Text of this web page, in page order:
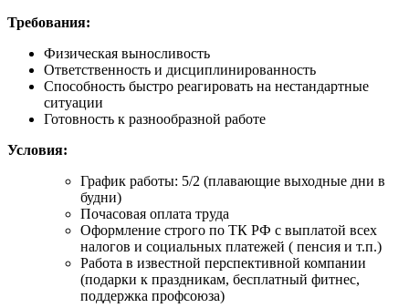
Требования:
Физическая выносливость
Ответственность и дисциплинированность
Способность быстро реагировать на нестандартные
ситуации
Готовность к разнообразной работе
Условия:
График работы: 5/2 (плавающие выходные дни в
будни)
Почасовая оплата труда
Оформление строго по ТК РФ с выплатой всех
налогов и социальных платежей ( пенсия и т.п.)
Работа в известной перспективной компании
(подарки к праздникам, бесплатный фитнес,
поддержка профсоюза)